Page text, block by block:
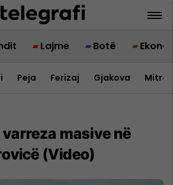
Lajme Botë
Peja Ferizaj Gjakova
masive në
(Video)